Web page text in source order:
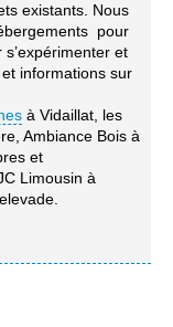
existants. Nous
pour
et
informations sur
à Vidaillat, les
Ambiance Bois à
et
Limousin à